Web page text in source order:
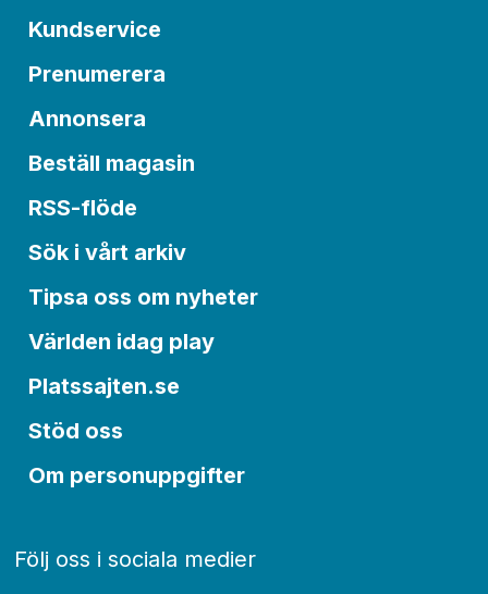
Kundservice
Prenumerera
Annonsera
Beställ magasin
RSS-flöde
Sök i vårt arkiv
Tipsa oss om nyheter
Världen idag play
Platssajten.se
Stöd oss
Om personuppgifter
Följ oss i sociala medier